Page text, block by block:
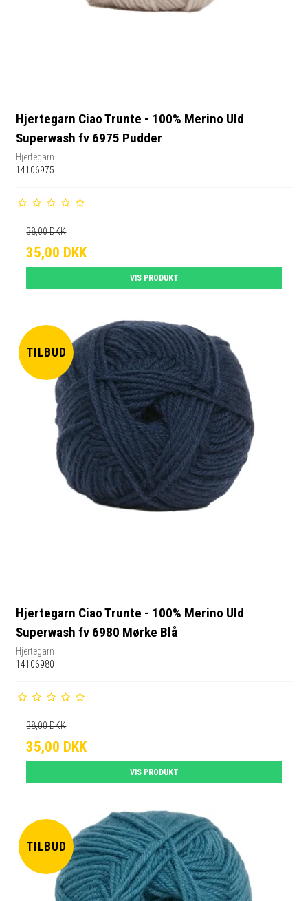
Hjertegarn Ciao Trunte - 100% Merino Uld
Superwash fv 6975 Pudder
Hjertegarn
14106975
38,00 DKK
35,00 DKK
VIS PRODUKT
TILBUD
Hjertegarn Ciao Trunte - 100% Merino Uld
Superwash fv 6980 Mørke Blå
Hjertegarn
14106980
38,00 DKK
35,00 DKK
VIS PRODUKT
TILBUD